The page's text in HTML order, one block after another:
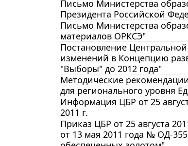
Письмо Министерства
Президента Российской
Письмо Министерства
материалов ОРКСЭ"
Постановление
изменений в Концепцию
"Выборы" до 2012 года"
Методические
для регионального уровня
Информация ЦБР от 25
2011 г.
Приказ ЦБР от 25 августа
от 13 мая 2011 года № ОД-